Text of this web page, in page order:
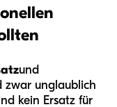
und
zwar unglaublich
kein Ersatz für